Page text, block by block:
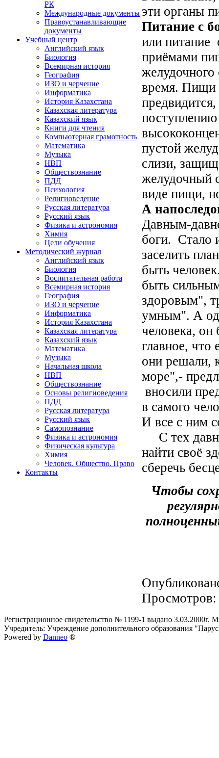
РК
Международные документы
Правоустанавливающие
документы
Учебный центр
Английский язык
Биология
Всемирная история
География
ИЗО и черчение
Информатика
История Казахстана
Казахская литература
Казахский язык
Книги для чтения
Компьютерная грамотность
Математика
Музыка
НВП
Обществознание
ПДД
Психология
Религиоведение
Русская литература
Русский язык
Физика и астрономия
Химия
Цели обучения
Методический журнал
Английский язык
Биология
Воспитательная работа
Всемирная история
География
ИЗО и черчение
Информатика
История Казахстана
Казахская литература
Казахский язык
Математика
Музыка
Начальная школа
НВП
Обществознание
Основы религиоведения
ПДД
Русская литература
Русский язык
Самопознание
Физика и астрономия
Физическая культура
Химия
Человек. Общество. Право
Контакты
эти органы
Питание с
или питание
приёмами
время. Пищи
пустой
слизи,
желудочный
виде пищи,
А
Давным-
боги. Стало
заселить
быть
быть
здоровым",
умным". А
человека,
главное, что
они решали,
море",-
вносили
в самого
И все с ним
С тех
найти своё
сберечь
Чтобы
Регистрационное свидетельство № 1199-1 выдано 3.03.2000г.
Учредитель: Учреждение дополнительного образования
Powered by Danneo ®